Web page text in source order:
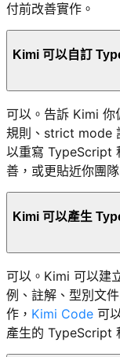
付前改善實作。
Kimi 可以自訂
可以。告訴 Kimi 你
規則、strict mode
以重寫 TypeScript
善，或更貼近你團
Kimi 可以產生
可以。Kimi 可以建
例、註解、型別文
作， Kimi Code 可
產生的 TypeScript